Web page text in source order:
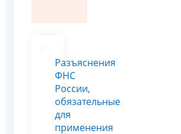
Разъяснения
ФНС
России,
обязательные
для
применения